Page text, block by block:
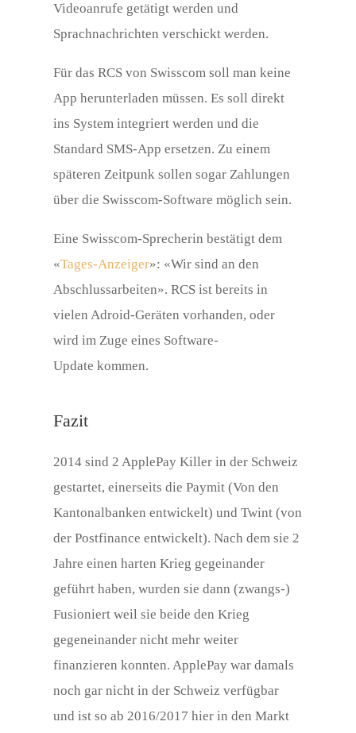
Videoanrufe getätigt werden und
Sprachnachrichten verschickt werden.
Für das RCS von Swisscom soll man keine
App herunterladen müssen. Es soll direkt
ins System integriert werden und die
Standard SMS-App ersetzen. Zu einem
späteren Zeitpunk sollen sogar Zahlungen
über die Swisscom-Software möglich sein.
Eine Swisscom-Sprecherin bestätigt dem
«Tages-Anzeiger»: «Wir sind an den
Abschlussarbeiten». RCS ist bereits in
vielen Adroid-Geräten vorhanden, oder
wird im Zuge eines Software-
Update kommen.
Fazit
2014 sind 2 ApplePay Killer in der Schweiz
gestartet, einerseits die Paymit (Von den
Kantonalbanken entwickelt) und Twint (von
der Postfinance entwickelt). Nach dem sie 2
Jahre einen harten Krieg gegeinander
geführt haben, wurden sie dann (zwangs-)
Fusioniert weil sie beide den Krieg
gegeneinander nicht mehr weiter
finanzieren konnten. ApplePay war damals
noch gar nicht in der Schweiz verfügbar
und ist so ab 2016/2017 hier in den Markt